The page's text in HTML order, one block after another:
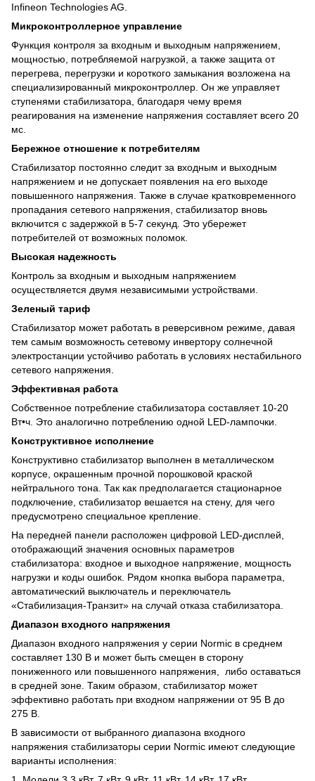
Infineon Technologies AG.
Микроконтроллерное управление
Функция контроля за входным и выходным напряжением,
мощностью, потребляемой нагрузкой, а также защита от
перегрева, перегрузки и короткого замыкания возложена на
специализированный микроконтроллер. Он же управляет
ступенями стабилизатора, благодаря чему время
реагирования на изменение напряжения составляет всего 20
мс.
Бережное отношение к потребителям
Стабилизатор постоянно следит за входным и выходным
напряжением и не допускает появления на его выходе
повышенного напряжения. Также в случае кратковременного
пропадания сетевого напряжения, стабилизатор вновь
включится с задержкой в 5-7 секунд. Это убережет
потребителей от возможных поломок.
Высокая надежность
Контроль за входным и выходным напряжением
осуществляется двумя независимыми устройствами.
Зеленый тариф
Стабилизатор может работать в реверсивном режиме, давая
тем самым возможность сетевому инвертору солнечной
электростанции устойчиво работать в условиях нестабильного
сетевого напряжения.
Эффективная работа
Собственное потребление стабилизатора составляет 10-20
Вт•ч. Это аналогично потреблению одной LED-лампочки.
Конструктивное исполнение
Конструктивно стабилизатор выполнен в металлическом
корпусе, окрашенным прочной порошковой краской
нейтрального тона. Так как предполагается стационарное
подключение, стабилизатор вешается на стену, для чего
предусмотрено специальное крепление.
На передней панели расположен цифровой LED-дисплей,
отображающий значения основных параметров
стабилизатора: входное и выходное напряжение, мощность
нагрузки и коды ошибок. Рядом кнопка выбора параметра,
автоматический выключатель и переключатель
«Стабилизация-Транзит» на случай отказа стабилизатора.
Диапазон входного напряжения
Диапазон входного напряжения у серии Normic в среднем
составляет 130 В и может быть смещен в сторону
пониженного или повышенного напряжения, либо оставаться
в средней зоне. Таким образом, стабилизатор может
эффективно работать при входном напряжении от 95 В до
275 В.
В зависимости от выбранного диапазона входного
напряжения стабилизаторы серии Normic имеют следующие
варианты исполнения: